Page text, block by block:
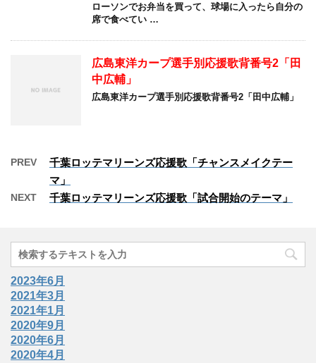
ローソンでお弁当を買って、球場に入ったら自分の
席で食べてい …
広島東洋カープ選手別応援歌背番号2「田
中広輔」
広島東洋カープ選手別応援歌背番号2「田中広輔」
PREV
千葉ロッテマリーンズ応援歌「チャンスメイクテー
マ」
NEXT 千葉ロッテマリーンズ応援歌「試合開始のテーマ」
2023年6月
2021年3月
2021年1月
2020年9月
2020年6月
2020年4月